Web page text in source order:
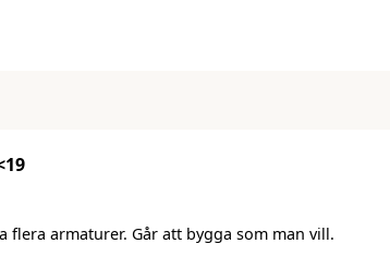
armaturer. Går att bygga som man vill.